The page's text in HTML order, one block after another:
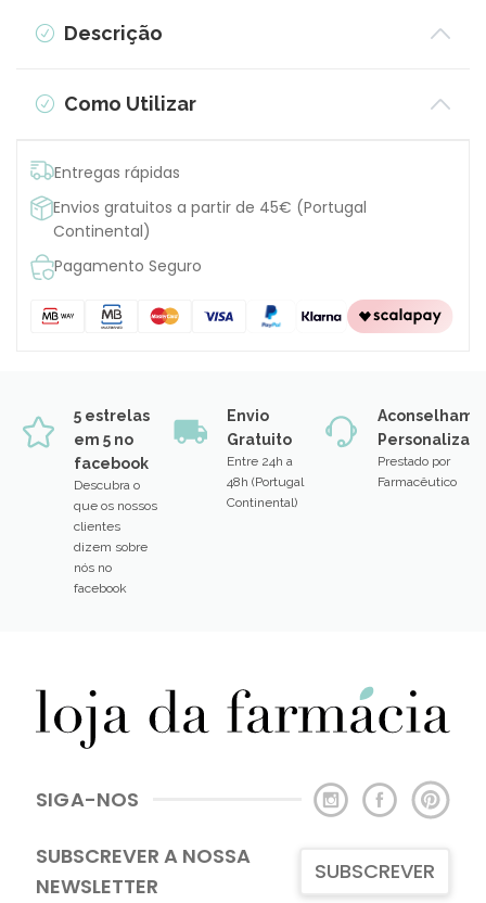
Descrição
Como Utilizar
Entregas rápidas
Envios gratuitos a partir de 45€ (Portugal
Continental)
Pagamento Seguro
5 estrelas
em 5 no
facebook
Descubra o
que os nossos
clientes
dizem sobre
nós no
facebook
Envio
Gratuito
Entre 24h a
48h (Portugal
Continental)
Prestado por
Farmacêutico
SIGA-NOS
SUBSCREVER A NOSSA
NEWSLETTER
SUBSCREVER